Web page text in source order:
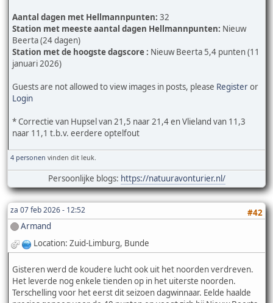
Aantal dagen met Hellmannpunten: 32
Station met meeste aantal dagen Hellmannpunten: Nieuw
Beerta (24 dagen)
Station met de hoogste dagscore : Nieuw Beerta 5,4 punten (11
januari 2026)
Guests are not allowed to view images in posts, please Registeror
Login
* Correctie van Hupsel van 21,5 naar 21,4 en Vlieland van 11,3
naar 11,1 t.b.v. eerdere optelfout
4 personen vinden dit leuk.
Persoonlijke blogs: https://natuuravonturier.nl/
za 07 feb 2026 - 12:52
#42
Armand
Location: Zuid-Limburg, Bunde
Gisteren werd de koudere lucht ook uit het noorden verdreven.
Het leverde nog enkele tienden op in het uiterste noorden.
Terschelling voor het eerst dit seizoen dagwinnaar. Eelde haalde